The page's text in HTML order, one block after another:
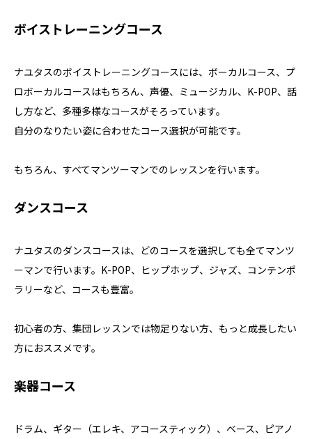
ボイストレーニングコース
ナユタスのボイストレーニングコースには、ボーカルコース、プ
ロボーカルコースはもちろん、声優、ミュージカル、K-POP、話
し方など、多種多様なコースがそろっています。
自分のなりたい姿に合わせたコース選択が可能です。
もちろん、すべてマンツーマンでのレッスンを行います。
ダンスコース
ナユタスのダンスコースは、どのコースを選択しても全てマンツ
ーマンで行います。K-POP、ヒップホップ、ジャズ、コンテンポ
ラリーなど、コースも豊富。
初心者の方、集団レッスンでは物足りない方、もっと成長したい
方におススメです。
楽器コース
ドラム、ギター（エレキ、アコースティック）、ベース、ピアノ